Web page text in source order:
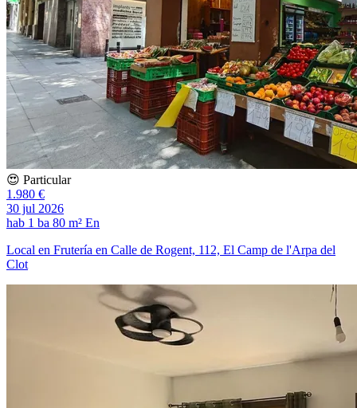
😍 Particular
1.980 €
30 jul 2026
hab 1 ba 80 m² En
Local en Frutería en Calle de Rogent, 112, El Camp de l'Arpa del
Clot